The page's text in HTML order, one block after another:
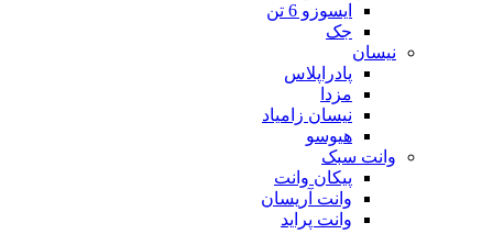
ایسوزو 6 تن
جک
نیسان
پادراپلاس
مزدا
نیسان زامیاد
هیوسو
وانت سبک
پیکان وانت
وانت آریسان
وانت پراید